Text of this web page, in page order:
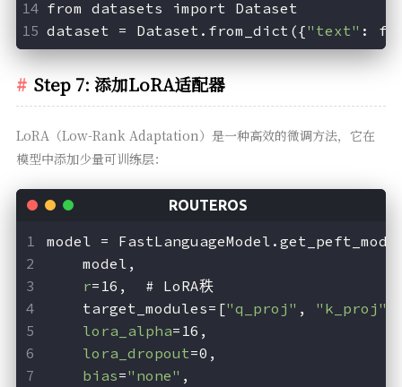
from datasets import Dataset
dataset = Dataset.from_dict({"text" :
Step 7: 添加LoRA适配器
LoRA（Low-Rank Adaptation）是一种高效的微调方法，它在
模型中添加少量可训练层：
model =
    model,
r=16,  # LoRA秩
    target_modules=[
"q_proj" , "k_proj"
lora_alpha=16,
lora_dropout=0,
bias="none" ,